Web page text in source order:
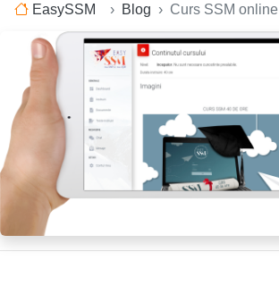
EasySSM Blog Curs SSM online